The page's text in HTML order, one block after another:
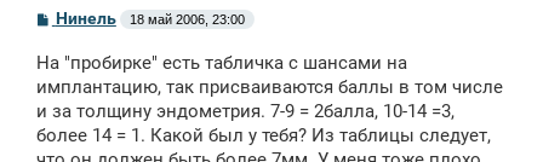
С
б
щ
н
и
Нинель 18 май 2006, 23:00
На "пробирке" есть табличка с шансами на
имплантацию, так присваиваются баллы в том числе
и за толщину эндометрия. 7-9 = 2балла, 10-14 =3,
более 14 = 1. Какой был у тебя? Из таблицы следует,